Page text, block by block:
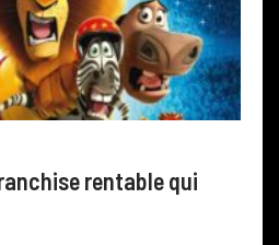
rentable qui